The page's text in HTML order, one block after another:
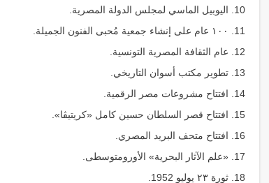
10. اليوبيل الماسي لمجلس الدولة المصرية.
11. ١٠٠ عام على إنشاء جمعية مُحبى الفنون الجميلة.
12. عام الثقافة المصرية التونسية.
13. تطوير مكتب أسوان التاريخي.
14. افتتاح مشروعات مصر الرقمية.
15. افتتاح قصر السلطان حسين كامل «كريتيڨا».
16. افتتاح متحف البريد المصري.
17. «علم الآثار البحرية» الأورومتوسطى.
18. ثورة ٢٣ يوليو 1952.